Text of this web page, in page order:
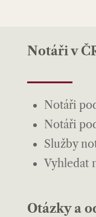
Notáři v
Notáři
Notáři
Služby
Vyhledat
Otázky a